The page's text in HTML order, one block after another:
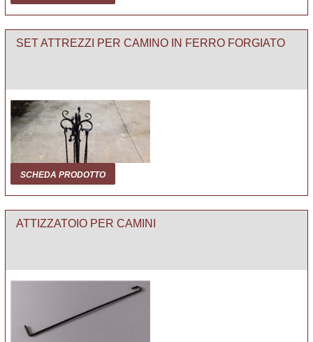
SET ATTREZZI PER CAMINO IN FERRO FORGIATO
SCHEDA PRODOTTO
ATTIZZATOIO PER CAMINI